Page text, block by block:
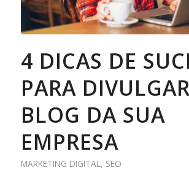
4 DICAS DE
PARA
BLOG DA SUA
EMPRESA
MARKETING DIGITAL, SEO